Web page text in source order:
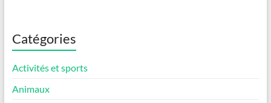
Catégories
Activités et sports
Animaux